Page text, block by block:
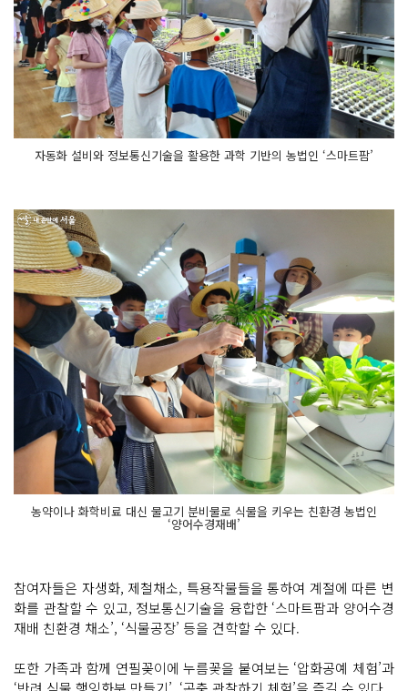
자동화 설비와 정보통신기술을 활용한 과학 기반의 농법인 ‘스마트팜’
농약이나 화학비료 대신 물고기 분비물로 식물을 키우는 친환경 농법인
‘양어수경재배’
참여자들은 자생화, 제철채소, 특용작물들을 통하여 계절에 따른 변
화를 관찰할 수 있고, 정보통신기술을 융합한 ‘스마트팜과 양어수경
재배 친환경 채소’, ‘식물공장’ 등을 견학할 수 있다.
또한 가족과 함께 연필꽂이에 누름꽃을 붙여보는 ‘압화공예 체험’과